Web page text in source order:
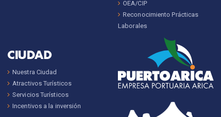
OEA/CIP
Reconocimiento Prácticas
Laborales
CIUDAD
Nuestra Ciudad
Atractivos Turísticos
Servicios Turísticos
Incentivos a la inversión